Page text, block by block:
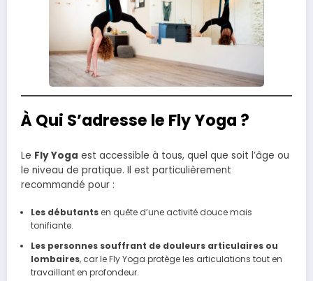
À Qui S’adresse le Fly Yoga ?
Le Fly Yoga est accessible à tous, quel que soit l’âge ou
le niveau de pratique. Il est particulièrement
recommandé pour :
Les débutantsen quête d’une activité douce mais
tonifiante.
Les personnes souffrant de douleurs articulaires ou
lombaires, car le Fly Yoga protège les articulations tout en
travaillant en profondeur.